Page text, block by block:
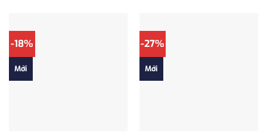
-18%
Mới
-27%
Mới